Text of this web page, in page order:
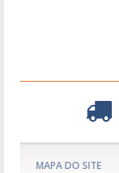
MAPA DO SITE